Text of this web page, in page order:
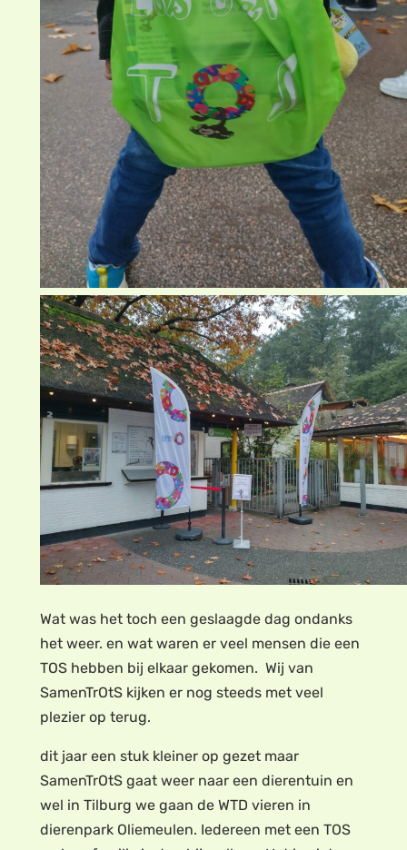
Wat was het toch een geslaagde dag ondanks
het weer. en wat waren er veel mensen die een
TOS hebben bij elkaar gekomen. Wij van
SamenTrOtS kijken er nog steeds met veel
plezier op terug.
dit jaar een stuk kleiner op gezet maar
SamenTrOtS gaat weer naar een dierentuin en
wel in Tilburg we gaan de WTD vieren in
dierenpark Oliemeulen. Iedereen met een TOS